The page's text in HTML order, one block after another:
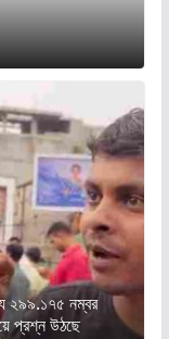
২৯৯.১৭৫ নম্বর
প্রশ্ন উঠছে